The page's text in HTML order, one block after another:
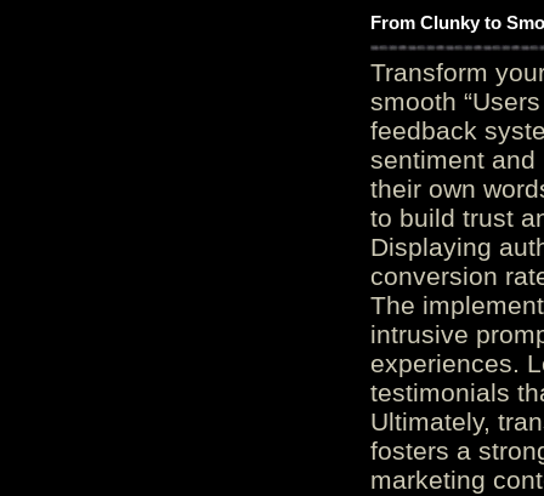
From Clunky to
Transform
smooth
feedback
sentiment and
their own
to build trust
Displaying
conversion
The
intrusive
experiences.
testimonials
Ultimately,
fosters a
marketing